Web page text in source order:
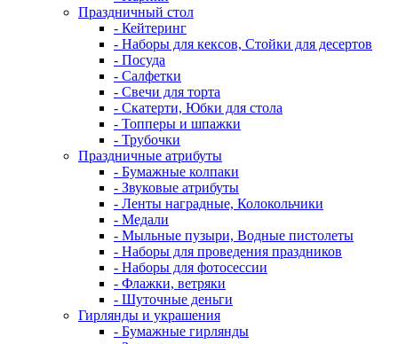
Праздничный стол
- Кейтеринг
- Наборы для кексов, Стойки для десертов
- Посуда
- Салфетки
- Свечи для торта
- Скатерти, Юбки для стола
- Топперы и шпажки
- Трубочки
Праздничные атрибуты
- Бумажные колпаки
- Звуковые атрибуты
- Ленты наградные, Колокольчики
- Медали
- Мыльные пузыри, Водные пистолеты
- Наборы для проведения праздников
- Наборы для фотосессии
- Флажки, ветряки
- Шуточные деньги
Гирлянды и украшения
- Бумажные гирлянды